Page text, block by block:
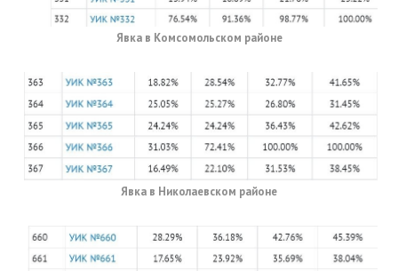
Явка в Комсомольском районе
Явка в Николаевском районе